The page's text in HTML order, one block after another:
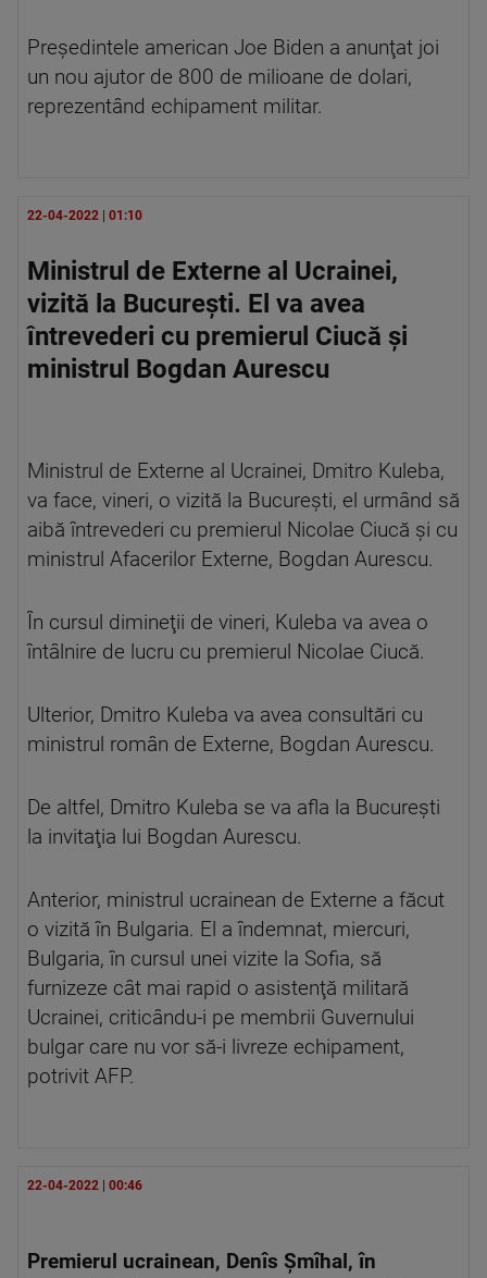
Preşedintele american Joe Biden a anunţat joi
un nou ajutor de 800 de milioane de dolari,
reprezentând echipament militar.
22-04-2022 | 01:10
Ministrul de Externe al Ucrainei,
vizită la Bucureşti. El va avea
întrevederi cu premierul Ciucă şi
ministrul Bogdan Aurescu
Ministrul de Externe al Ucrainei, Dmitro Kuleba,
va face, vineri, o vizită la Bucureşti, el urmând să
aibă întrevederi cu premierul Nicolae Ciucă şi cu
ministrul Afacerilor Externe, Bogdan Aurescu.
În cursul dimineţii de vineri, Kuleba va avea o
întâlnire de lucru cu premierul Nicolae Ciucă.
Ulterior, Dmitro Kuleba va avea consultări cu
ministrul român de Externe, Bogdan Aurescu.
De altfel, Dmitro Kuleba se va afla la Bucureşti
la invitaţia lui Bogdan Aurescu.
Anterior, ministrul ucrainean de Externe a făcut
o vizită în Bulgaria. El a îndemnat, miercuri,
Bulgaria, în cursul unei vizite la Sofia, să
furnizeze cât mai rapid o asistenţă militară
Ucrainei, criticându-i pe membrii Guvernului
bulgar care nu vor să-i livreze echipament,
potrivit AFP.
22-04-2022 | 00:46
Premierul ucrainean, Denîs Şmîhal, în